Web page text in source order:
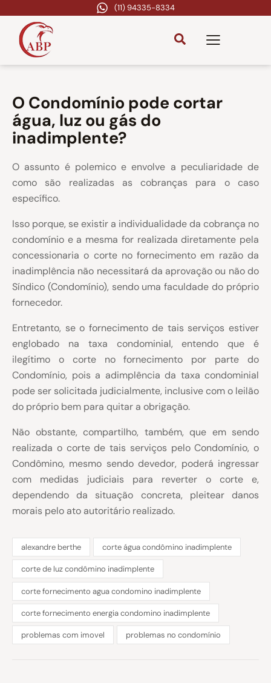
(11) 94335-8334
O Condomínio pode cortar
água, luz ou gás do
inadimplente?
O assunto é polemico e envolve a peculiaridade de
como são realizadas as cobranças para o caso
específico.
Isso porque, se existir a individualidade da cobrança no
condomínio e a mesma for realizada diretamente pela
concessionaria o corte no fornecimento em razão da
inadimplência não necessitará da aprovação ou não do
Síndico (Condomínio), sendo uma faculdade do próprio
fornecedor.
Entretanto, se o fornecimento de tais serviços estiver
englobado na taxa condominial, entendo que é
ilegítimo o corte no fornecimento por parte do
Condomínio, pois a adimplência da taxa condominial
pode ser solicitada judicialmente, inclusive com o leilão
do próprio bem para quitar a obrigação.
Não obstante, compartilho, também, que em sendo
realizada o corte de tais serviços pelo Condomínio, o
Condômino, mesmo sendo devedor, poderá ingressar
com medidas judiciais para reverter o corte e,
dependendo da situação concreta, pleitear danos
morais pelo ato autoritário realizado.
alexandre berthe corte água condômino inadimplente
corte de luz condômino inadimplente
corte fornecimento agua condomino inadimplente
corte fornecimento energia condomino inadimplente
problemas com imovel problemas no condomínio